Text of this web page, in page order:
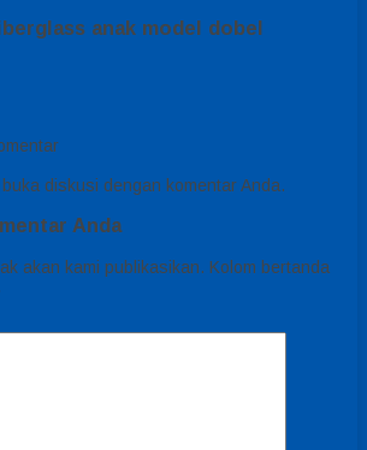
anak model dobel
diskusi dengan komentar Anda.
Anda
akan kami publikasikan. Kolom bertanda